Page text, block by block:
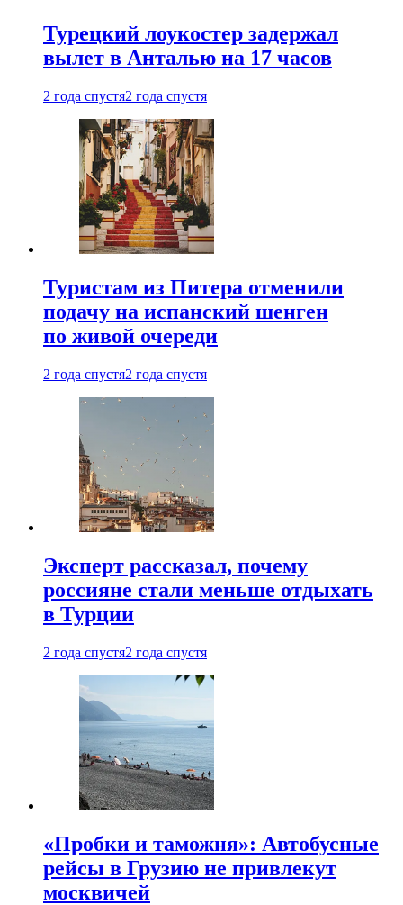
Турецкий лоукостер задержал
вылет в Анталью на 17 часов
2 года спустя2 года спустя
Туристам из Питера отменили
подачу на испанский шенген
по живой очереди
2 года спустя2 года спустя
Эксперт рассказал, почему
россияне стали меньше отдыхать
в Турции
2 года спустя2 года спустя
«Пробки и таможня»: Автобусные
рейсы в Грузию не привлекут
москвичей